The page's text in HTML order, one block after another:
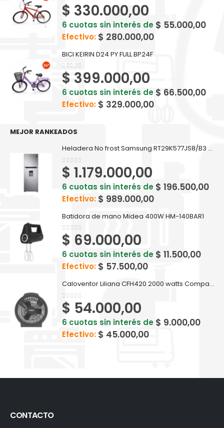
0out of 5
$ 330.000,00
6 cuotas sin interés de $ 55.000,00
Efectivo: $ 280.000,00
BICI KEIRIN D24 PY FULL BP24F
0out of 5
$ 399.000,00
6 cuotas sin interés de $ 66.500,00
Efectivo: $ 329.000,00
MEJOR RANKEADOS
Heladera No frost Samsung RT29K577JS8/B3 silver inox 299 L
0out of 5
$ 1.179.000,00
6 cuotas sin interés de $ 196.500,00
Efectivo: $ 989.000,00
Batidora de mano Midea 400W HM-140BAR1
0out of 5
$ 69.000,00
6 cuotas sin interés de $ 11.500,00
Efectivo: $ 57.500,00
Caloventor Liliana CFH420 2000 watts Compactsun
0out of 5
$ 54.000,00
6 cuotas sin interés de $ 9.000,00
Efectivo: $ 45.000,00
CONTACTO